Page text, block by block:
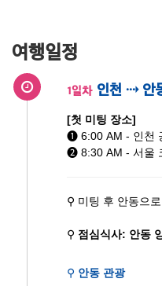
여행일정
1일차 인천 ⇢ 안
[첫 미팅 장소]
➊ 6:00 AM - 인천
➋ 8:30 AM - 서울
⚲ 미팅 후 안동으
⚲ 점심식사: 안동
⚲ 안동 관광